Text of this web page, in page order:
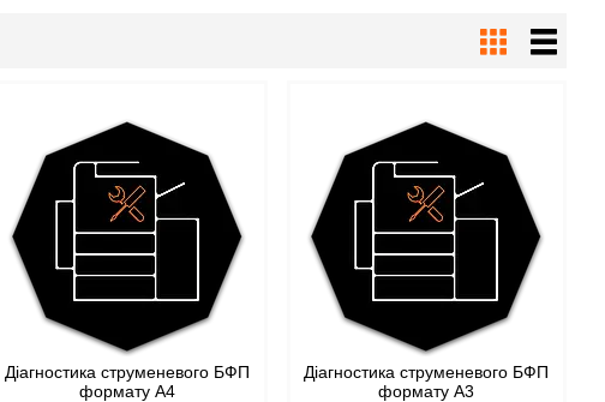
Діагностика струменевого БФП
формату А4
Діагностика струменевого БФП
формату А3